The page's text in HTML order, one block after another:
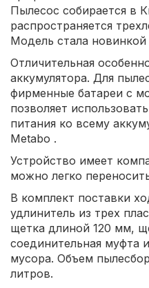
Пылесос собирается в
распространяется
Модель стала новинкой
Отличительная
аккумулятора. Для
фирменные батареи с
позволяет
питания ко всему
Metabo .
Устройство имеет
можно легко
В комплект поставки
удлинитель из трех
щетка длиной 120 мм,
соединительная муфта
мусора. Объем
литров.